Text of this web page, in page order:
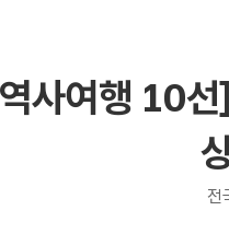
사여행 10
전